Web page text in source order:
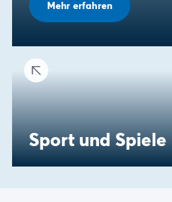
Mehr erfahren
Sport und Spiele